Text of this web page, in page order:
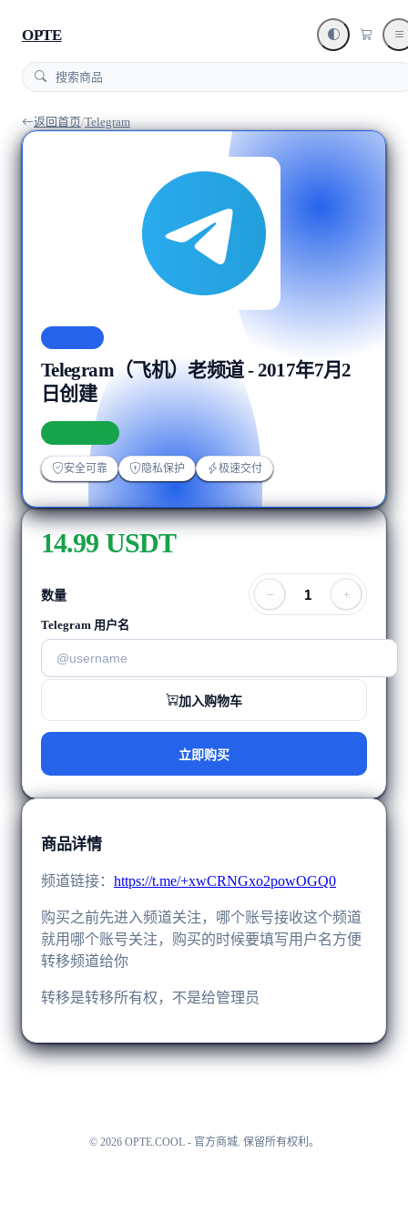
OPTE
返回首页/Telegram
Telegram（飞机）老频道 - 2017年7月2
日创建
安全可靠 隐私保护 极速交付
14.99 USDT
数量
Telegram 用户名
加入购物车
立即购买
商品详情
频道链接： https://t.me/+xwCRNGxo2powOGQ0
购买之前先进入频道关注，哪个账号接收这个频道
就用哪个账号关注，购买的时候要填写用户名方便
转移频道给你
转移是转移所有权，不是给管理员
© 2026 OPTE.COOL - 官方商城. 保留所有权利。